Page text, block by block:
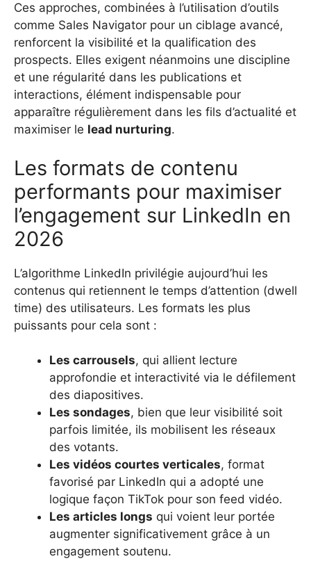
Ces approches, combinées à l’utilisation d’outils
comme Sales Navigator pour un ciblage avancé,
renforcent la visibilité et la qualification des
prospects. Elles exigent néanmoins une discipline
et une régularité dans les publications et
interactions, élément indispensable pour
apparaître régulièrement dans les fils d’actualité et
maximiser le lead nurturing.
Les formats de contenu
performants pour maximiser
l’engagement sur LinkedIn en
2026
L’algorithme LinkedIn privilégie aujourd’hui les
contenus qui retiennent le temps d’attention (dwell
time) des utilisateurs. Les formats les plus
puissants pour cela sont :
Les carrousels, qui allient lecture
approfondie et interactivité via le défilement
des diapositives.
Les sondages, bien que leur visibilité soit
parfois limitée, ils mobilisent les réseaux
des votants.
Les vidéos courtes verticales, format
favorisé par LinkedIn qui a adopté une
logique façon TikTok pour son feed vidéo.
Les articles longs qui voient leur portée
augmenter significativement grâce à un
engagement soutenu.